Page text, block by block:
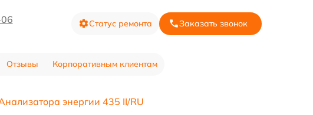
Статус ремонта Заказать звонок
Отзывы Корпоративным клиентам
энергии 435 II/RU